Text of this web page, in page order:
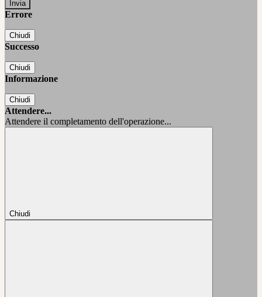
Errore
Chiudi
Successo
Chiudi
Informazione
Chiudi
Attendere...
Attendere il completamento dell'operazione...
Chiudi